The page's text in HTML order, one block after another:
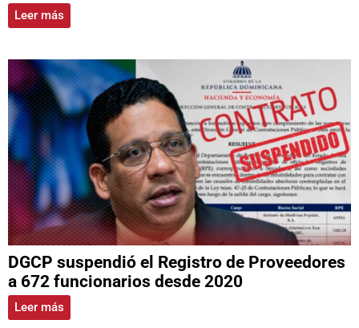
Leer más
DGCP suspendió el Registro de Proveedores
a 672 funcionarios desde 2020
Leer más